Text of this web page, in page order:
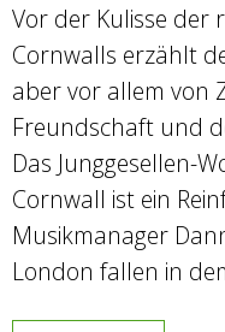
Vor der Kulisse der
Cornwalls erzählt
aber vor allem von
Freundschaft und
Das Junggesellen-
Cornwall ist ein
Musikmanager
London fallen in